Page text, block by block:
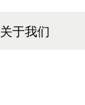
关于我们